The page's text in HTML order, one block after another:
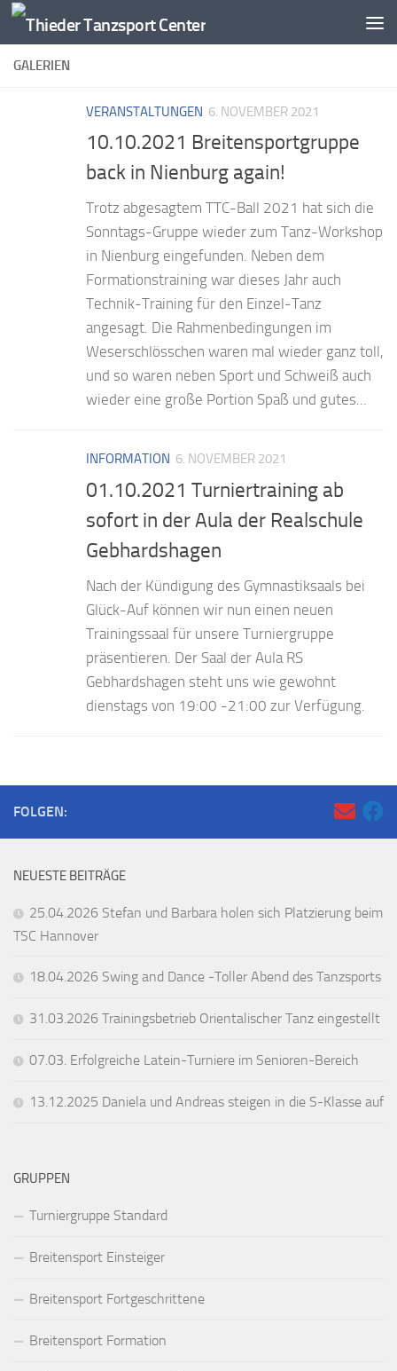
Zum Inhalt springen
GALERIEN
VERANSTALTUNGEN 6. NOVEMBER 2021
10.10.2021 Breitensportgruppe
back in Nienburg again!
Trotz abgesagtem TTC-Ball 2021 hat sich die
Sonntags-Gruppe wieder zum Tanz-Workshop
in Nienburg eingefunden. Neben dem
Formationstraining war dieses Jahr auch
Technik-Training für den Einzel-Tanz
angesagt. Die Rahmenbedingungen im
Weserschlösschen waren mal wieder ganz toll,
und so waren neben Sport und Schweiß auch
wieder eine große Portion Spaß und gutes...
INFORMATION 6. NOVEMBER 2021
01.10.2021 Turniertraining ab
sofort in der Aula der Realschule
Gebhardshagen
Nach der Kündigung des Gymnastiksaals bei
Glück-Auf können wir nun einen neuen
Trainingssaal für unsere Turniergruppe
präsentieren. Der Saal der Aula RS
Gebhardshagen steht uns wie gewohnt
dienstags von 19:00 -21:00 zur Verfügung.
FOLGEN:
NEUESTE BEITRÄGE
25.04.2026 Stefan und Barbara holen sich Platzierung beim
TSC Hannover
18.04.2026 Swing and Dance -Toller Abend des Tanzsports
31.03.2026 Trainingsbetrieb Orientalischer Tanz eingestellt
07.03. Erfolgreiche Latein-Turniere im Senioren-Bereich
13.12.2025 Daniela und Andreas steigen in die S-Klasse auf
GRUPPEN
Turniergruppe Standard
Breitensport Einsteiger
Breitensport Fortgeschrittene
Breitensport Formation